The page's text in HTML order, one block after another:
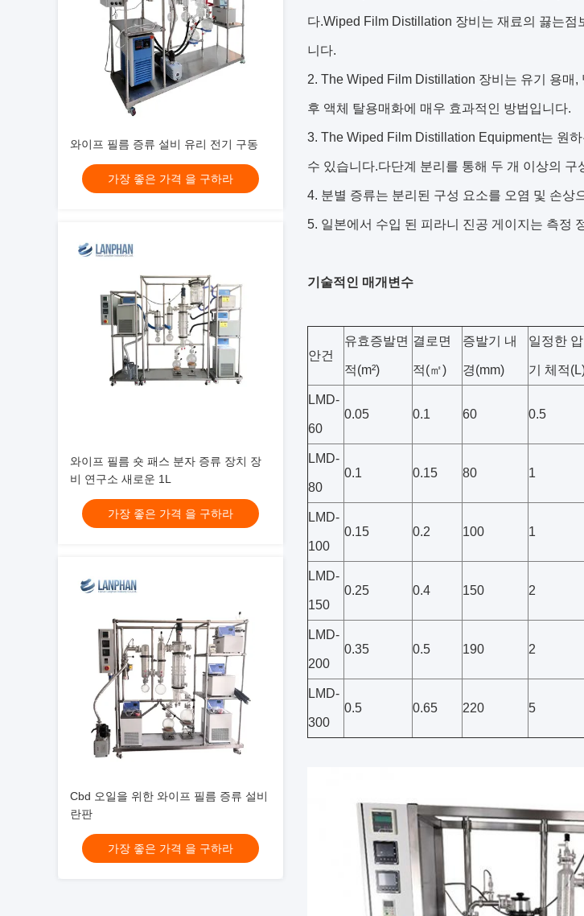
와이프 필름 증류 설비 유리 전기 구동
가장 좋은 가격 을 구하라
와이프 필름 숏 패스 분자 증류 장치 장
비 연구소 새로운 1L
가장 좋은 가격 을 구하라
Cbd 오일을 위한 와이프 필름 증류 설비
란판
가장 좋은 가격 을 구하라
다.Wiped Film Distillation 장비는 재료의 끓는
니다.
2. The Wiped Film Distillation 장비는 유기 용매
후 액체 탈용매화에 매우 효과적인 방법입니다.
3. The Wiped Film Distillation Equipment는 원
수 있습니다.다단계 분리를 통해 두 개 이상의
4. 분별 증류는 분리된 구성 요소를 오염 및 손상
5. 일본에서 수입 된 피라니 진공 게이지는 측정
기술적인 매개변수
안건
유효증발면
적(m²)
결로면
적(㎡)
증발기 내
경(mm)
일정한
기 체적
LMD-
60
0.05 0.1 60 0.5
LMD-
80
0.1 0.15 80 1
LMD-
100
0.15 0.2 100 1
LMD-
150
0.25 0.4 150 2
LMD-
200
0.35 0.5 190 2
LMD-
300
0.5 0.65 220 5